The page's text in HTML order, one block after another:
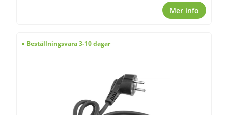
Mer info
Beställningsvara 3-10 dagar